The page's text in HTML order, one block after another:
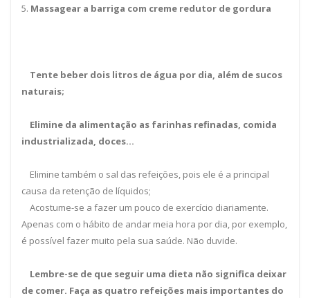
5. Massagear a barriga com creme redutor de gordura
Tente beber dois litros de água por dia, além de sucos
naturais;
Elimine da alimentação as farinhas refinadas, comida
industrializada, doces…
Elimine também o sal das refeições, pois ele é a principal
causa da retenção de líquidos;
Acostume-se a fazer um pouco de exercício diariamente.
Apenas com o hábito de andar meia hora por dia, por exemplo,
é possível fazer muito pela sua saúde. Não duvide.
Lembre-se de que seguir uma dieta não significa deixar
de comer. Faça as quatro refeições mais importantes do